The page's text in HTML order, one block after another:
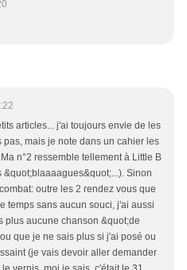
articles... j'ai toujours envie de les
pas, mais je note dans un cahier les
n°2 ressemble tellement à Little B
Sinon
outre les 2 rendez vous que
temps sans aucun souci, j'ai aussi
plus aucune chanson &quot;de
que je ne sais plus si j'ai posé ou
(je vais devoir aller demander